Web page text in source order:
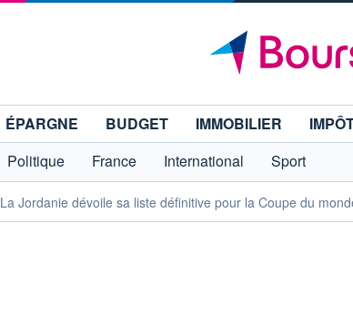
ÉPARGNE BUDGET IMMOBILIER
Politique France International Sport
La Jordanie dévoile sa liste définitive pour la Coupe du